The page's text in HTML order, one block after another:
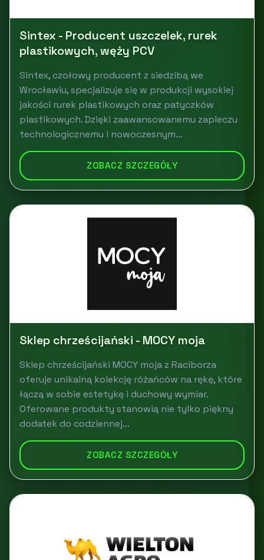
Sintex - Producent uszczelek, rurek
plastikowych, węży PCV
Sintex, czołowy producent z siedzibą we
Wrocławiu, specjalizuje się w produkcji wysokiej
jakości rurek plastikowych oraz patyczków
plastikowych. Dzięki zaawansowanemu zapleczu
technologicznemu i nowoczesnym...
ZOBACZ SZCZEGÓŁY
Sklep chrześcijański - MOCY moja
Sklep chrześcijański MOCY moja z Raciborza
oferuje unikalną kolekcję różańców na rękę, które
łączą w sobie estetykę i duchowy wymiar.
Oferowane produkty stanowią nie tylko piękny
dodatek do codziennej...
ZOBACZ SZCZEGÓŁY